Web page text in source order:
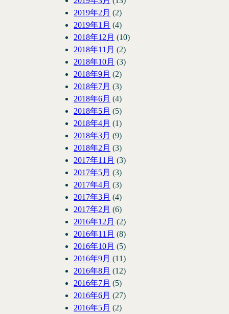
2019年2月 (2)
2019年1月 (4)
2018年12月 (10)
2018年11月 (2)
2018年10月 (3)
2018年9月 (2)
2018年7月 (3)
2018年6月 (4)
2018年5月 (5)
2018年4月 (1)
2018年3月 (9)
2018年2月 (3)
2017年11月 (3)
2017年5月 (3)
2017年4月 (3)
2017年3月 (4)
2017年2月 (6)
2016年12月 (2)
2016年11月 (8)
2016年10月 (5)
2016年9月 (11)
2016年8月 (12)
2016年7月 (5)
2016年6月 (27)
2016年5月 (2)